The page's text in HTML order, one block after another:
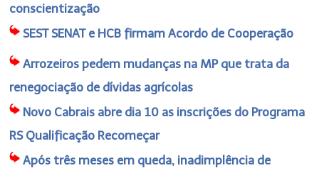
conscientização
SEST SENAT e HCB firmam Acordo de Cooperação
Arrozeiros pedem mudanças na MP que trata da
renegociação de dívidas agrícolas
Novo Cabrais abre dia 10 as inscrições do Programa
RS Qualificação Recomeçar
Após três meses em queda, inadimplência de